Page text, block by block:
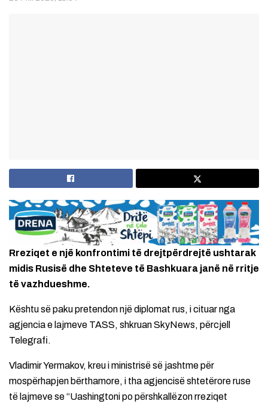
Rreziqet e një konfrontimi të drejtpërdrejtë ushtarak
midis Rusisë dhe Shteteve të Bashkuara janë në rritje
të vazhdueshme.
Kështu së paku pretendon një diplomat rus, i cituar nga
agjencia e lajmeve TASS, shkruan SkyNews, përcjell
Telegrafi.
Vladimir Yermakov, kreu i ministrisë së jashtme për
mospërhapjen bërthamore, i tha agjencisë shtetërore ruse
të lajmeve se “Uashingtoni po përshkallëzon rreziqet